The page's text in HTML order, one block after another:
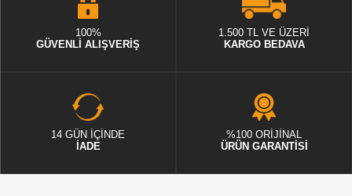
100%
GÜVENLİ ALIŞVERİŞ
1.500 TL VE ÜZERİ
KARGO BEDAVA
14 GÜN İÇİNDE
İADE
%100 ORİJİNAL
ÜRÜN GARANTİSİ